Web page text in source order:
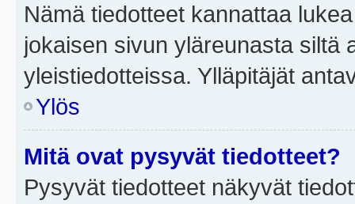
Nämä tiedotteet kannattaa
jokaisen sivun yläreunasta siltä
yleistiedotteissa. Ylläpitäjät
Ylös
Mitä ovat pysyvät tiedotteet?
Pysyvät tiedotteet näkyvät